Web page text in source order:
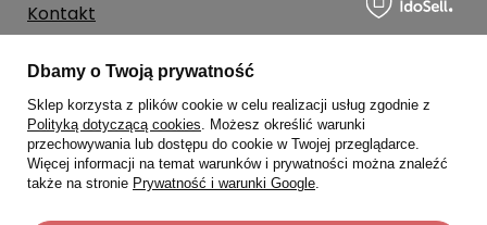
Kontakt
Moje konto
Regulaminy
Dbamy o Twoją prywatność
Sklep korzysta z plików cookie w celu realizacji usług zgodnie z
Polityką dotyczącą cookies. Możesz określić warunki
przechowywania lub dostępu do cookie w Twojej przeglądarce.
Więcej informacji na temat warunków i prywatności można znaleźć
także na stronie Prywatność i warunki Google.